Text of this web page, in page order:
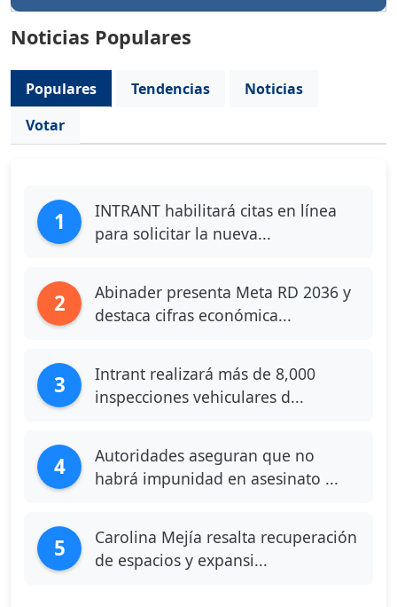
Noticias Populares
Populares Tendencias
Noticias
Votar
1
INTRANT habilitará citas en línea
para solicitar la nueva...
2
Abinader presenta Meta RD 2036 y
destaca cifras económica...
3
Intrant realizará más de 8,000
inspecciones vehiculares d...
4
Autoridades aseguran que no
habrá impunidad en asesinato ...
5
Carolina Mejía resalta recuperación
de espacios y expansi...